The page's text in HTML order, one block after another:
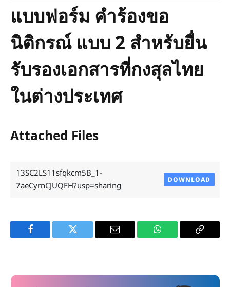
แบบฟอร์ม คำร้องขอ
นิติกรณ์ แบบ 2 สำหรับยื่น
รับรองเอกสารที่กงสุลไทย
ในต่างประเทศ
Attached Files
13SC2LS11sfqkcm5B_1-
7aeCyrnCJUQFH?usp=sharing
DOWNLOAD
Facebook Twitter Email WhatsApp Copy